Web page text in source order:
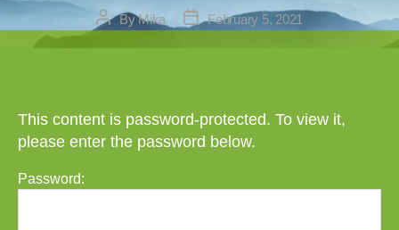
PostByMika
PostFebruary 5, 2021
This content is password-protected. To view it,
please enter the password below.
Password: